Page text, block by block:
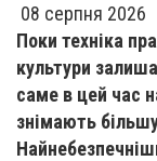
08 серпня 2026
Поки техніка
культури
саме в цей час
знімають